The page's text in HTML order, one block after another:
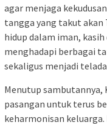
agar menjaga
tangga yang takut akan
hidup dalam iman,
menghadapi berbagai
sekaligus menjadi
Menutup sambutannya,
pasangan untuk terus
keharmonisan